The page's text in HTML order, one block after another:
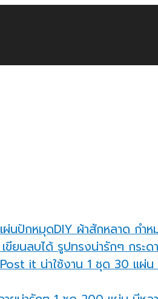
ปักหมุดDIY ผ้าสักหลาด กำห
กระ